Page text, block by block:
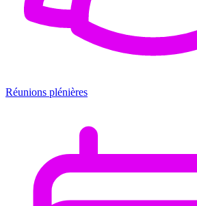
Réunions plénières